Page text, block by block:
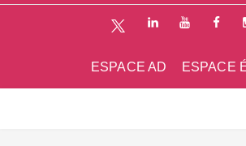
ESPACE
ESPACE AD